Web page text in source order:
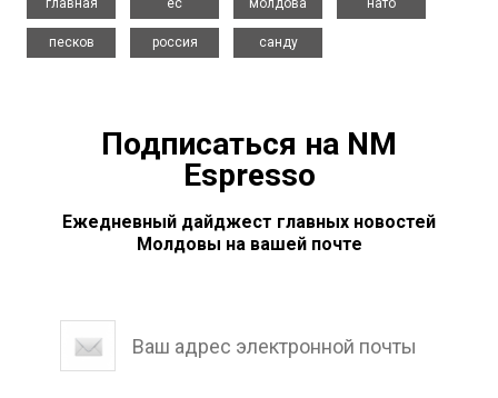
главная
ес
молдова
нато
песков
россия
санду
Подписаться на NM
Espresso
Ежедневный дайджест главных новостей
Молдовы на вашей почте